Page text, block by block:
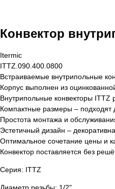
Конвектор
Itermic
ITTZ.090.400.0800
Встраиваемые внутрипольные
Корпус выполнен из
Внутрипольные конвекторы ITTZ
Компактные размеры – подходят
Простота монтажа и
Эстетичный дизайн –
Оптимальное сочетание цены и
Конвектор поставляется без
Серия: ITTZ